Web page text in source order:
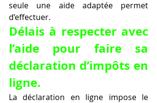
seule une aide adaptée permet
d’effectuer.
Délais à respecter avec
l’aide pour faire sa
déclaration d’impôts en
ligne.